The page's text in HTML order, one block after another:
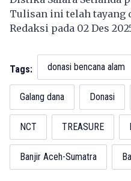
Tulisan ini telah tayang
Redaksi pada 02 Des
Tags: donasi bencana alam
Galang dana Donasi
NCT TREASURE
Banjir Aceh-Sumatra